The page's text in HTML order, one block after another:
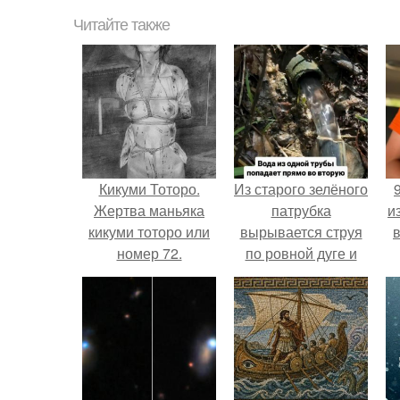
Читайте также
Кикуми Тоторо.
Жертва маньяка
кикуми тоторо или
номер 72.
Из старого зелёного
патрубка
вырывается струя
по ровной дуге и
точно попадает в
отверстие нижней
трубы.